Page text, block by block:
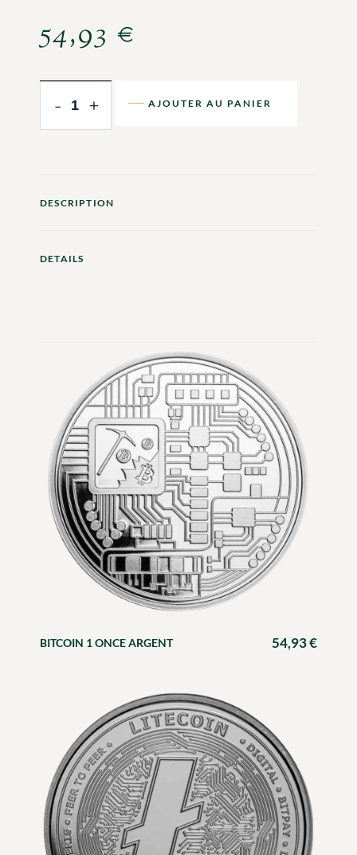
54,93 €
- + AJOUTER AU PANIER
DESCRIPTION
DETAILS
BITCOIN 1 ONCE ARGENT 54,93€